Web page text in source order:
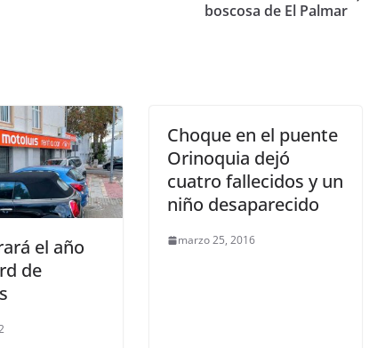
boscosa de El Palmar
el año
de
Choque en el puente
Orinoquia dejó
cuatro fallecidos y un
niño desaparecido
marzo 25, 2016
Y CURIOSIDADES
PRIMERA EMISIÓN
‘Los juegos del
y ‘Crepúsculo’